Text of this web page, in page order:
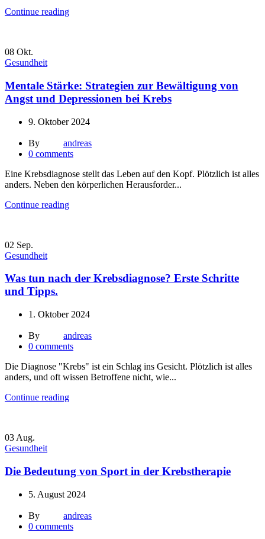
Continue reading
08 Okt.
Gesundheit
Mentale Stärke: Strategien zur Bewältigung von
Angst und Depressionen bei Krebs
9. Oktober 2024
By
andreas
0 comments
Eine Krebsdiagnose stellt das Leben auf den Kopf. Plötzlich ist alles
anders. Neben den körperlichen Herausforder...
Continue reading
02 Sep.
Gesundheit
Was tun nach der Krebsdiagnose? Erste Schritte
und Tipps.
1. Oktober 2024
By
andreas
0 comments
Die Diagnose "Krebs" ist ein Schlag ins Gesicht. Plötzlich ist alles
anders, und oft wissen Betroffene nicht, wie...
Continue reading
03 Aug.
Gesundheit
Die Bedeutung von Sport in der Krebstherapie
5. August 2024
By
andreas
0 comments